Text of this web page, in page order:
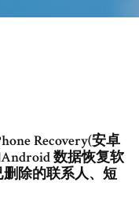
Recovery(安卓
数据恢复软
除的联系人、短